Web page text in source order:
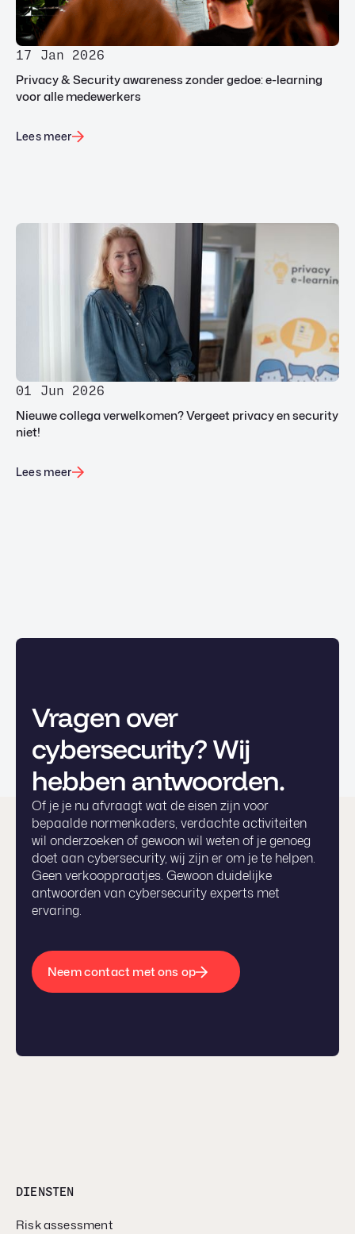
17 Jan 2026
Privacy & Security awareness zonder gedoe: e-learning
voor alle medewerkers
Lees meer
01 Jun 2026
Nieuwe collega verwelkomen? Vergeet privacy en security
niet!
Lees meer
Vragen over
cybersecurity? Wij
hebben antwoorden.
Of je je nu afvraagt wat de eisen zijn voor
bepaalde normenkaders, verdachte activiteiten
wil onderzoeken of gewoon wil weten of je genoeg
doet aan cybersecurity, wij zijn er om je te helpen.
Geen verkooppraatjes. Gewoon duidelijke
antwoorden van cybersecurity experts met
ervaring.
Neem contact met ons op
DIENSTEN
Risk assessment